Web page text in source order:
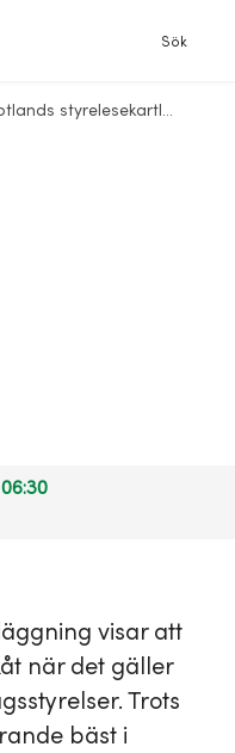
Sök
Gotlands styrelesekartläggning 2025
visar att
när det gäller
Trots
bäst i